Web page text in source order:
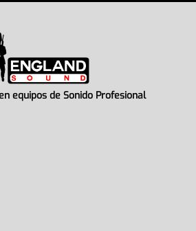
equipos de Sonido Profesional